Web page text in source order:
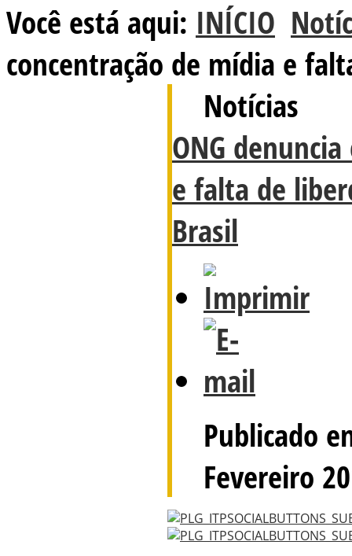
Você está aqui: INÍCIO
concentração de mídia e
Notícias
ONG
e falta de
Brasil
Publicado
Fevereiro